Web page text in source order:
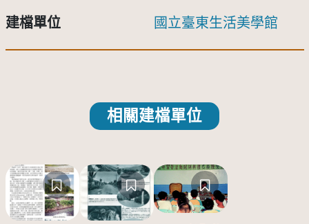
建檔單位 國立臺東生活美學館
相關建檔單位